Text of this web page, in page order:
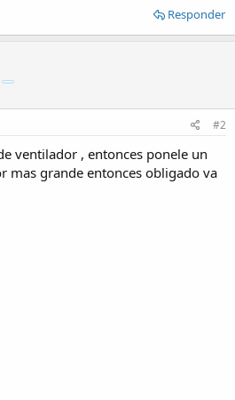
Responder
#2
ventilador , entonces ponele un
mas grande entonces obligado va